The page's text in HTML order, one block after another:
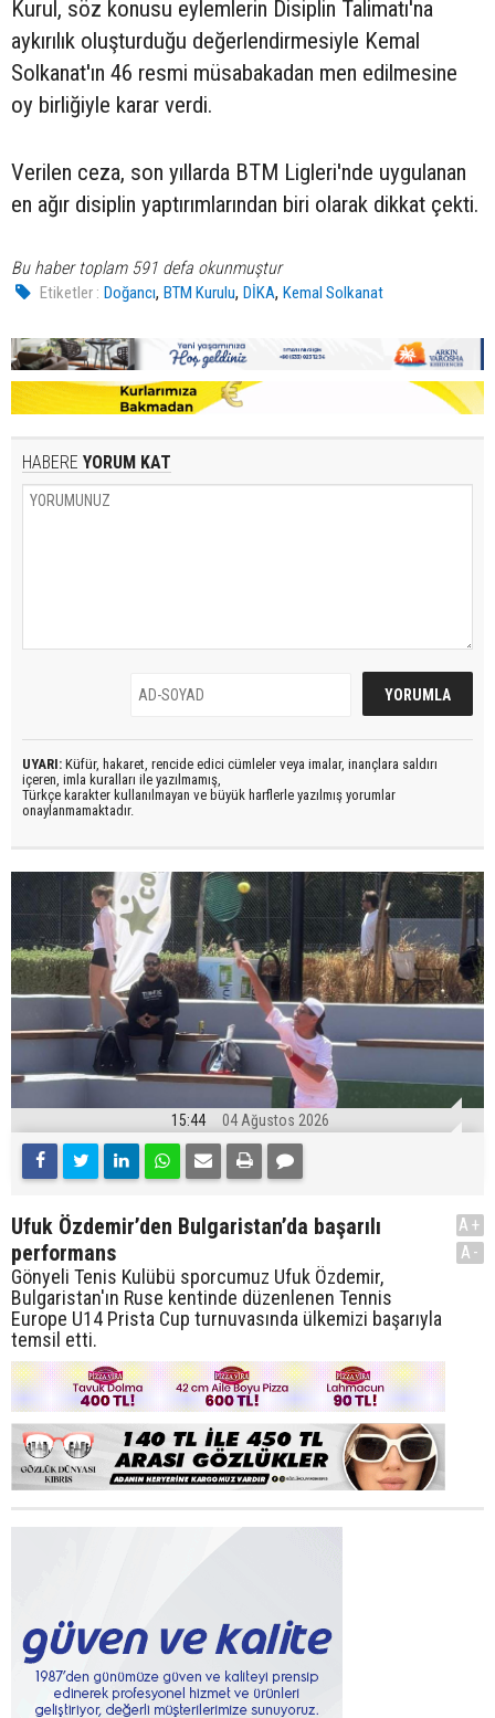
Kurul, söz konusu eylemlerin Disiplin Talimatı'na
aykırılık oluşturduğu değerlendirmesiyle Kemal
Solkanat'ın 46 resmi müsabakadan men edilmesine
oy birliğiyle karar verdi.
Verilen ceza, son yıllarda BTM Ligleri'nde uygulanan
en ağır disiplin yaptırımlarından biri olarak dikkat çekti.
Bu haber toplam 591 defa okunmuştur
Etiketler : Doğancı,BTM Kurulu,DİKA,Kemal Solkanat
HABERE YORUM KAT
UYARI: Küfür, hakaret, rencide edici cümleler veya imalar, inançlara saldırı
içeren, imla kuralları ile yazılmamış,
Türkçe karakter kullanılmayan ve büyük harflerle yazılmış yorumlar
onaylanmamaktadır.
15:44 04 Ağustos 2026
Ufuk Özdemir’den Bulgaristan’da başarılı
performans
Gönyeli Tenis Kulübü sporcumuz Ufuk Özdemir,
Bulgaristan'ın Ruse kentinde düzenlenen Tennis
Europe U14 Prista Cup turnuvasında ülkemizi başarıyla
temsil etti.
A+
A-